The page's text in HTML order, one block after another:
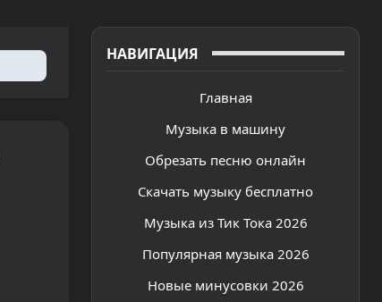
НАВИГАЦИЯ
Главная
Музыка в машину
Обрезать песню онлайн
Скачать музыку бесплатно
Музыка из Тик Тока 2026
Популярная музыка 2026
Новые минусовки 2026